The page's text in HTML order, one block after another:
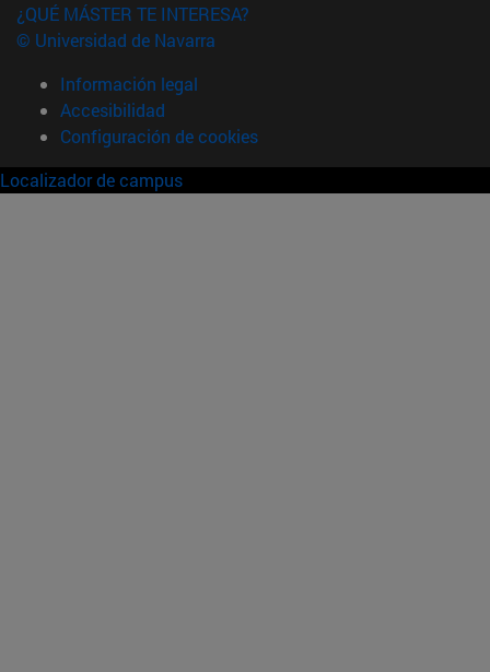
¿QUÉ MÁSTER TE INTERESA?
© Universidad de Navarra
Información legal
Accesibilidad
Configuración de cookies
Localizador de campus